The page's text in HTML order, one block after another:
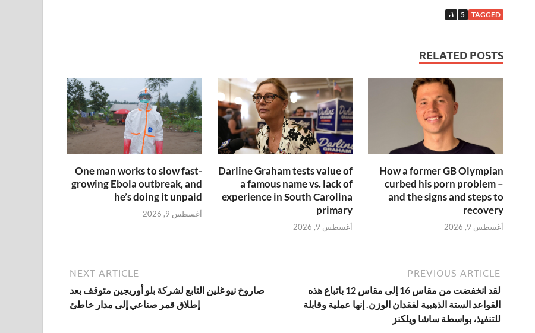
TAGGED
5 ١،
RELATED POSTS
How a former GB Olympian
curbed his porn problem –
and the signs and steps to
recovery
أغسطس 9, 2026
Darline Graham tests value of
a famous name vs. lack of
experience in South Carolina
primary
أغسطس 9, 2026
One man works to slow fast-
growing Ebola outbreak, and
he’s doing it unpaid
أغسطس 9, 2026
PREVIOUS ARTICLE
لقد انخفضت من مقاس 16 إلى مقاس 12 باتباع هذه
القواعد الستة الذهبية لفقدان الوزن. إنها عملية وقابلة
للتنفيذ، بواسطة ساشا ويلكنز
NEXT ARTICLE
صاروخ نيو غلين التابع لشركة بلو أوريجين متوقف بعد
إطلاق قمر صناعي إلى مدار خاطئ